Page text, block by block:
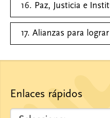
16. Paz, Justicia e
17. Alianzas para
Enlaces rápidos